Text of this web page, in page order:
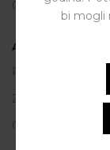
098 163 2222
ASSIST HUB d.o.o.
Put vrljuge 13
23206 Sukošan
OIB: 80250945864
bi mogli